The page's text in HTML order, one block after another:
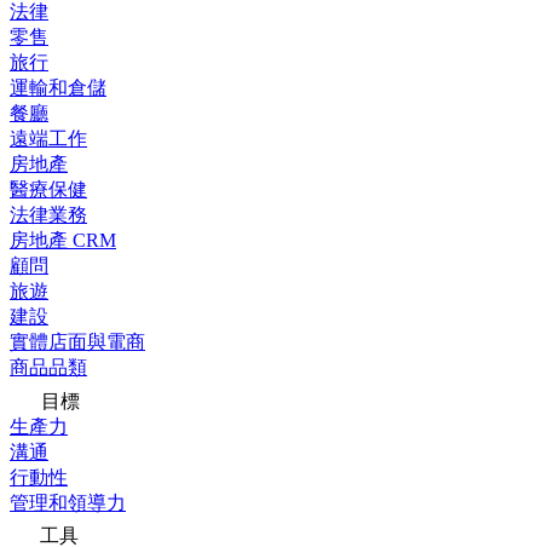
法律
零售
旅行
運輸和倉儲
餐廳
遠端工作
房地產
醫療保健
法律業務
房地產 CRM
顧問
旅遊
建設
實體店面與電商
商品品類
目標
生產力
溝通
行動性
管理和領導力
工具